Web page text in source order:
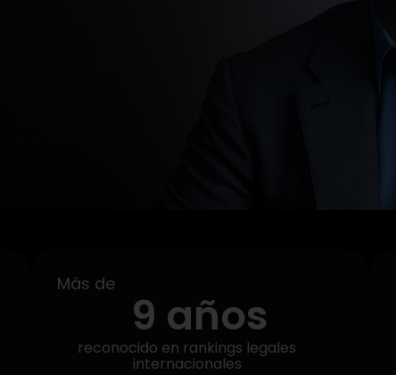
Más de
9 años
reconocido en rankings legales
internacionales